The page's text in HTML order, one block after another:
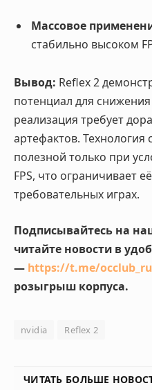
Массовое
стабильно высоком
Вывод: Reflex 2
потенциал для
реализация требует
артефактов. Технология
полезной только при
FPS, что ограничивает
требовательных играх.
Подписывайтесь на
читайте новости в
— https://t.me/occlub_ru
розыгрыш корпуса.
nvidia Reflex 2
ЧИТАТЬ БОЛЬШЕ